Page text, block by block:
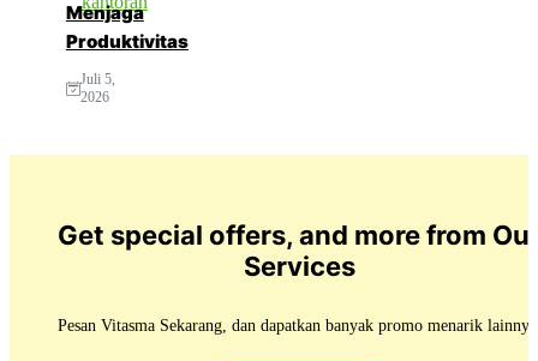
Menjaga
Produktivitas
Juli 5,
2026
Get special offers, and more from
Services
Pesan Vitasma Sekarang, dan dapatkan banyak promo menarik